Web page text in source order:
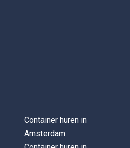
Container huren in
Amsterdam